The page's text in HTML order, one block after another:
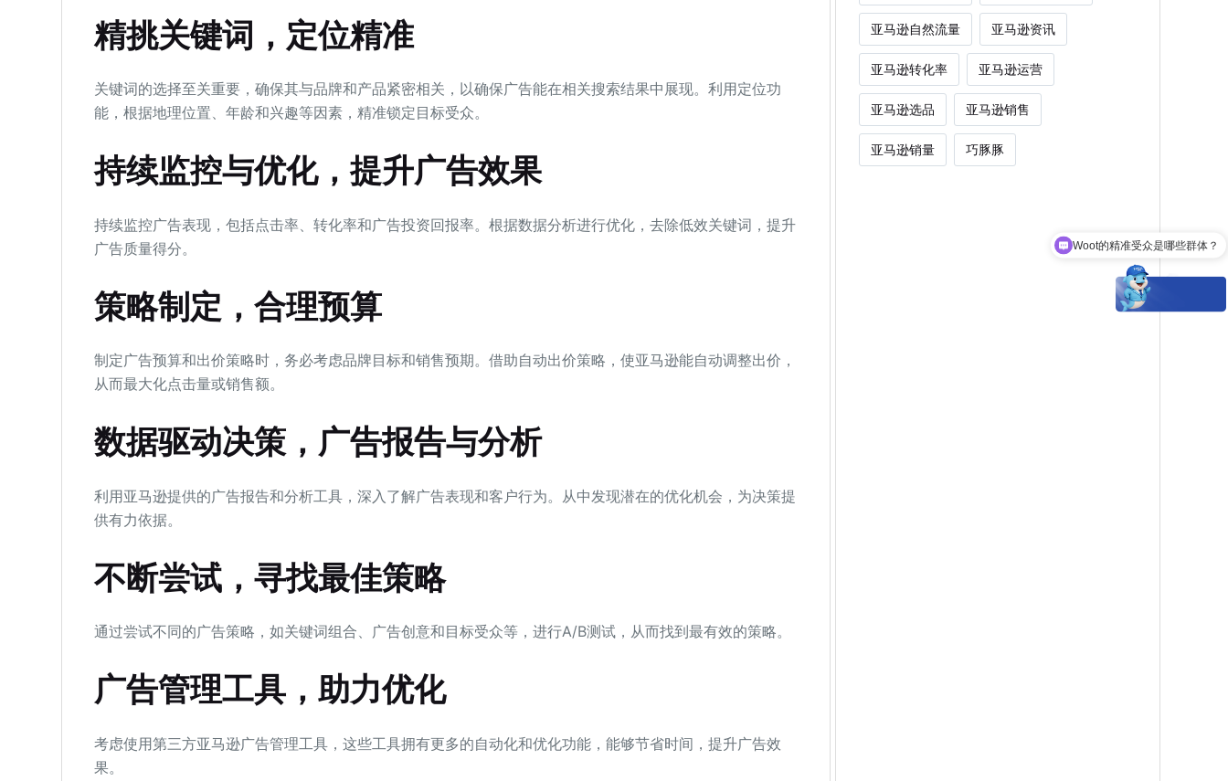
精挑关键词，定位精准
关键词的选择至关重要，确保其与品牌和产品紧密相关，以确保广告能在相关搜索结果中展现。利用定位功
能，根据地理位置、年龄和兴趣等因素，精准锁定目标受众。
持续监控与优化，提升广告效果
持续监控广告表现，包括点击率、转化率和广告投资回报率。根据数据分析进行优化，去除低效关键词，提升
广告质量得分。
策略制定，合理预算
制定广告预算和出价策略时，务必考虑品牌目标和销售预期。借助自动出价策略，使亚马逊能自动调整出价，
从而最大化点击量或销售额。
数据驱动决策，广告报告与分析
利用亚马逊提供的广告报告和分析工具，深入了解广告表现和客户行为。从中发现潜在的优化机会，为决策提
供有力依据。
不断尝试，寻找最佳策略
通过尝试不同的广告策略，如关键词组合、广告创意和目标受众等，进行A/B测试，从而找到最有效的策略。
广告管理工具，助力优化
考虑使用第三方亚马逊广告管理工具，这些工具拥有更多的自动化和优化功能，能够节省时间，提升广告效
果。
亚马逊自然流量 亚马逊资讯
亚马逊转化率 亚马逊运营
亚马逊选品 亚马逊销售
亚马逊销量 巧豚豚
Woot的精准受众是哪些群体？